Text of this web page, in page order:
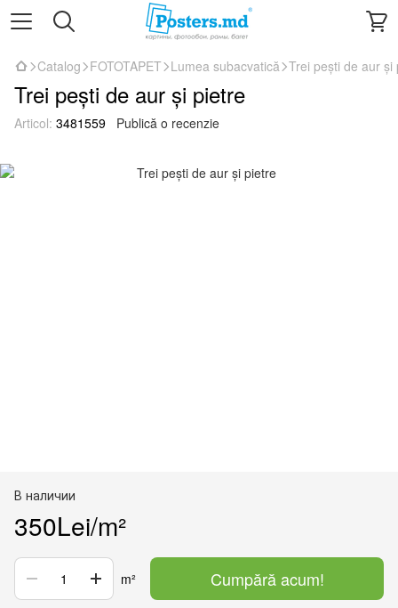
Catalog FOTOTAPET Lumea subacvatică Trei pești de aur și
Trei pești de aur și pietre
Articol: 3481559 Publică o recenzie
В наличии
350Lei/m²
m² Cumpără acum!